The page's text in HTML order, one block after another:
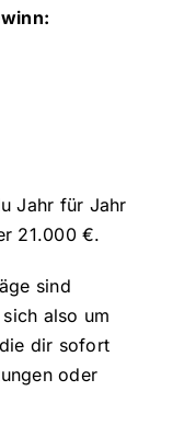
Jahr für Jahr
21.000 €.
sind
also um
dir sofort
oder